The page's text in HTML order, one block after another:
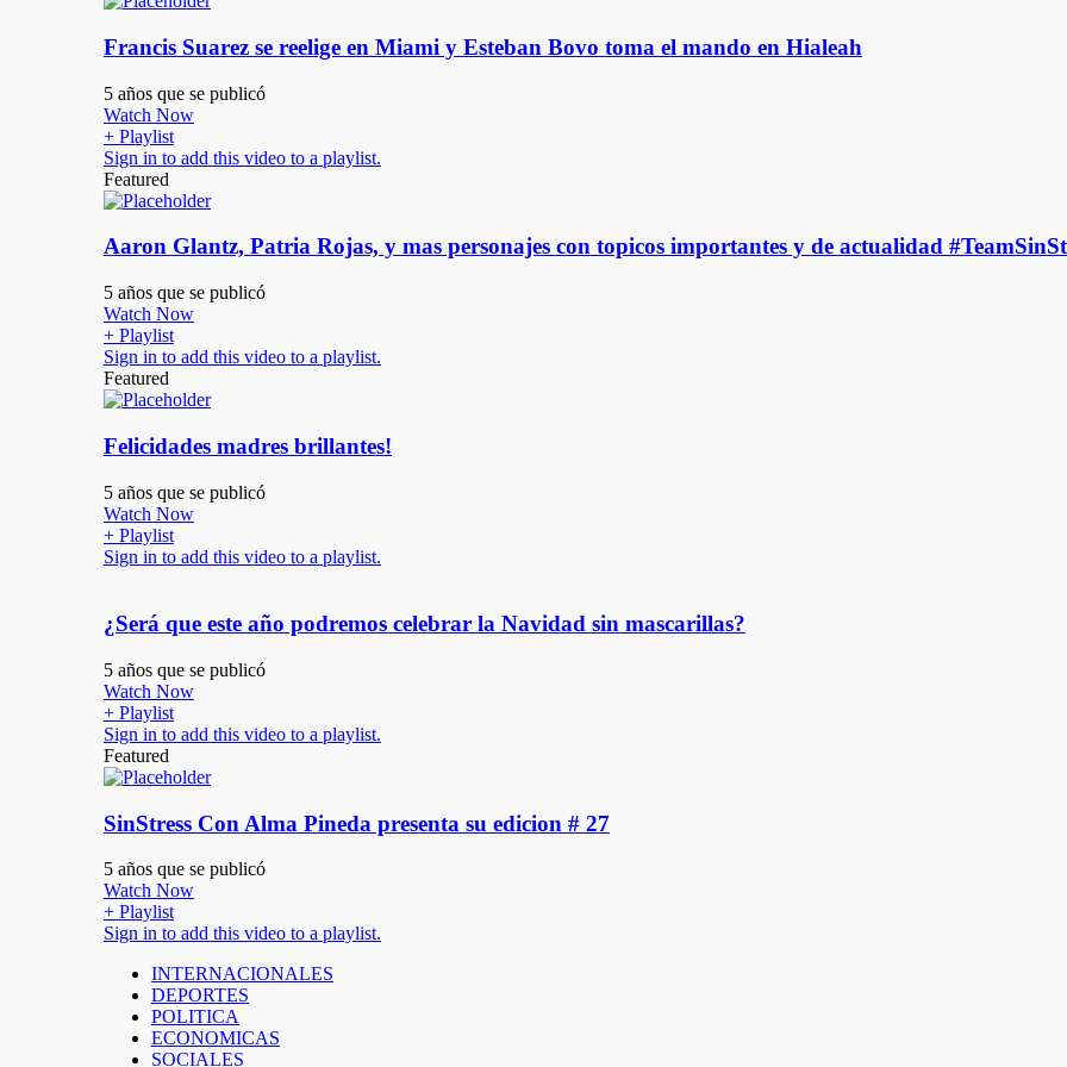
Francis Suarez se reelige en Miami y Esteban Bovo toma el mando en Hialeah
5 años que se publicó
Watch Now
+ Playlist
Sign in to add this video to a playlist.
Featured
Aaron Glantz, Patria Rojas, y mas personajes con topicos importantes y de actualidad
5 años que se publicó
Watch Now
+ Playlist
Sign in to add this video to a playlist.
Featured
Felicidades madres brillantes!
5 años que se publicó
Watch Now
+ Playlist
Sign in to add this video to a playlist.
¿Será que este año podremos celebrar la Navidad sin mascarillas?
5 años que se publicó
Watch Now
+ Playlist
Sign in to add this video to a playlist.
Featured
SinStress Con Alma Pineda presenta su edicion # 27
5 años que se publicó
Watch Now
+ Playlist
Sign in to add this video to a playlist.
INTERNACIONALES
DEPORTES
POLITICA
ECONOMICAS
SOCIALES